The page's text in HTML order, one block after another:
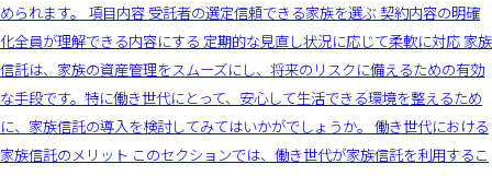
められます。 項目内容 受託者の選定信頼できる家族を選ぶ 契約内容の明確
化全員が理解できる内容にする 定期的な見直し状況に応じて柔軟に対応 家族
信託は、家族の資産管理をスムーズにし、将来のリスクに備えるための有効
な手段です。特に働き世代にとって、安心して生活できる環境を整えるため
に、家族信託の導入を検討してみてはいかがでしょうか。 働き世代における
家族信託のメリット このセクションでは、働き世代が家族信託を利用するこ